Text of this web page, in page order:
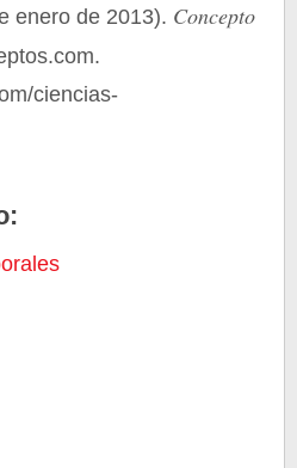
enero de 2013). Concepto
ciencias-